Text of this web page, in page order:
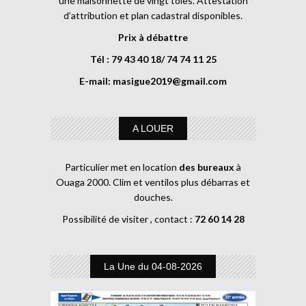
d’attribution et plan cadastral disponibles.
Prix à débattre
Tél : 79 43 40 18/ 74 74 11 25
E-mail: masigue2019@gmail.com
A LOUER
Particulier met en location des bureaux à
Ouaga 2000. Clim et ventilos plus débarras et
douches.
Possibilité de visiter , contact : 72 60 14 28
La Une du 04-08-2026